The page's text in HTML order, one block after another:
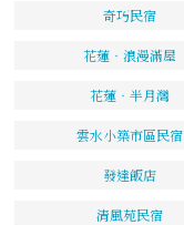
奇巧民宿
花蓮‧浪漫滿屋
花蓮‧半月灣
雲水小築市區民宿
發達飯店
清風苑民宿